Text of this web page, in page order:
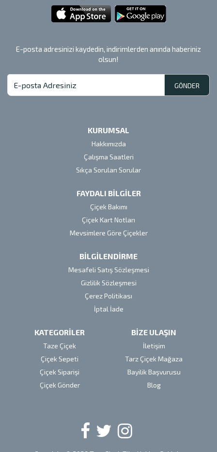
E-posta adresinizi kaydedin, indirimlerden anında haberiniz
olsun!
GÖNDER
KURUMSAL
Hakkımızda
Çalışma Saatleri
Sıkça Sorulan Sorular
FAYDALI BİLGİLER
Çiçek Bakımı
Çiçek Kart Notları
Mevsimlere Göre Çiçekler
BİLGİLENDİRME
Mesafeli Satış Sözleşmesi
Gizlilik Sözleşmesi
Çerez Politikası
İptal İade
KATEGORİLER
Taze Çiçek
Çiçek Sepeti
Çiçek Siparişi
Çiçek Gönder
BİZE ULAŞIN
İletişim
Tarz Çiçek Mağaza
Bayilik Başvurusu
Blog